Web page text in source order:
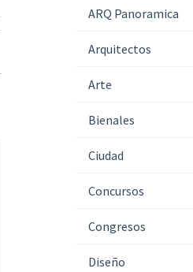
ARQ Panoramica
Arquitectos
Arte
Bienales
Ciudad
Concursos
Congresos
Diseño